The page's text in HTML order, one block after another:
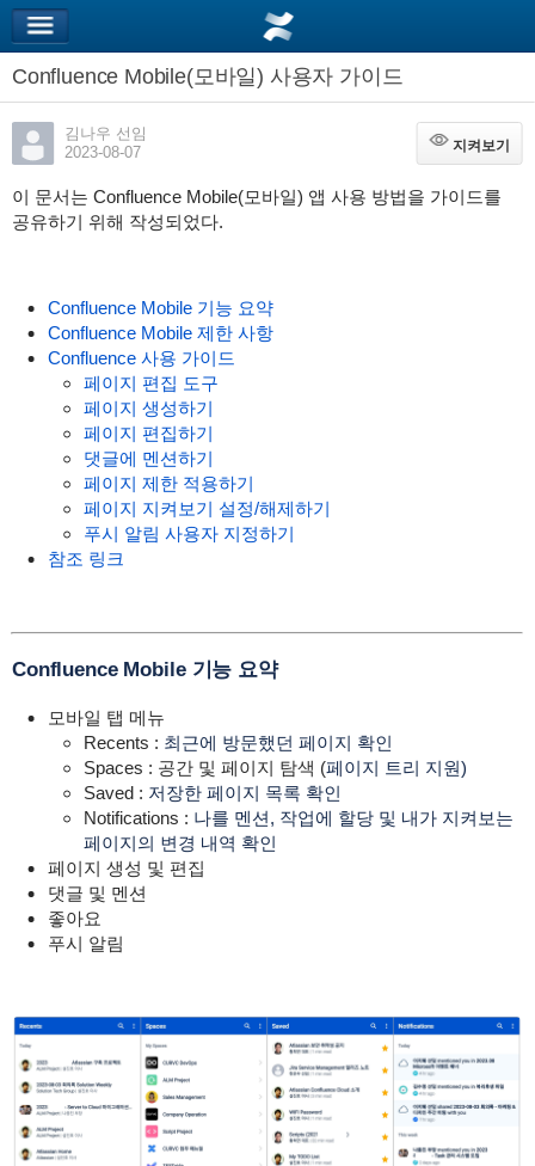
Confluence Mobile(모바일) 사용자 가이드
김나우 선임
2023-08-07
지켜보기
지켜보기
이 문서는 Confluence Mobile(모바일) 앱 사용 방법을 가이드를
공유하기 위해 작성되었다.
Confluence Mobile 기능 요약
Confluence Mobile 제한 사항
Confluence 사용 가이드
페이지 편집 도구
페이지 생성하기
페이지 편집하기
댓글에 멘션하기
페이지 제한 적용하기
페이지 지켜보기 설정/해제하기
푸시 알림 사용자 지정하기
참조 링크
Confluence Mobile 기능 요약
모바일 탭 메뉴
Recents : 최근에 방문했던 페이지 확인
Spaces : 공간 및 페이지 탐색 (페이지 트리 지원)
Saved : 저장한 페이지 목록 확인
Notifications : 나를 멘션, 작업에 할당 및 내가 지켜보는
페이지의 변경 내역 확인
페이지 생성 및 편집
댓글 및 멘션
좋아요
푸시 알림